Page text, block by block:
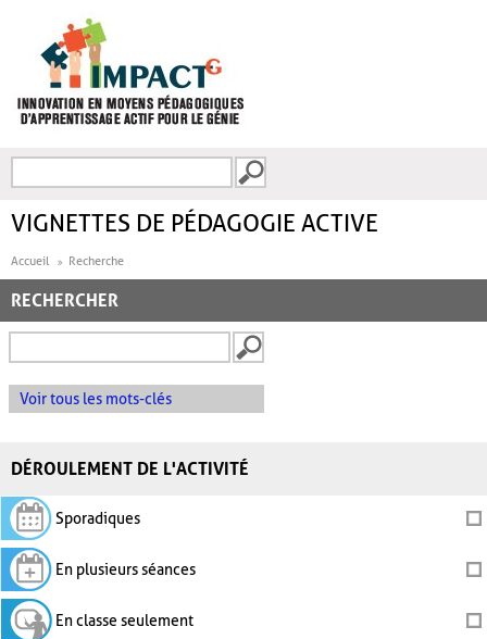
FORMULAIRE DE
VIGNETTES DE PÉDAGOGIE ACTIVE
Accueil Recherche
RECHERCHER
Voir tous les mots-clés
DÉROULEMENT DE L'ACTIVITÉ
Sporadiques
En plusieurs séances
En classe seulement